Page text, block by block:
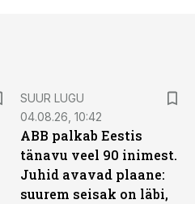
SUUR LUGU
04.08.26, 10:42
ABB palkab Eestis
tänavu veel 90 inimest.
Juhid avavad plaane:
suurem seisak on läbi,